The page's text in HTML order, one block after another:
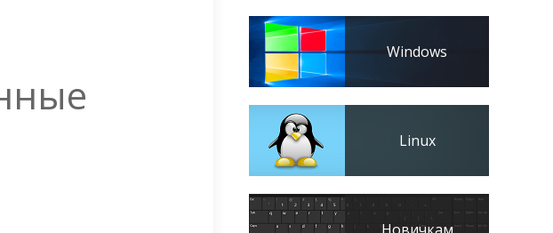
Windows
Linux
Новичкам